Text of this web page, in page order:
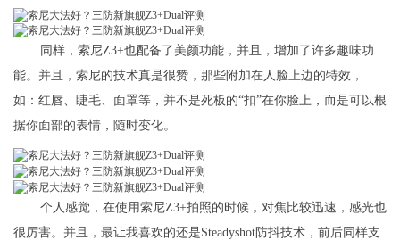
同样，索尼Z3+也配备了美颜功能，并且，增加了许多趣味功
能。并且，索尼的技术真是很赞，那些附加在人脸上边的特效，
如：红唇、睫毛、面罩等，并不是死板的“扣”在你脸上，而是可以根
据你面部的表情，随时变化。
个人感觉，在使用索尼Z3+拍照的时候，对焦比较迅速，感光也
很厉害。并且，最让我喜欢的还是Steadyshot防抖技术，前后同样支